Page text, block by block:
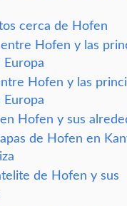
cerca de Hofen
Hofen y las
Europa
Hofen y las
Europa
Hofen y sus
de Hofen en
de Hofen y sus